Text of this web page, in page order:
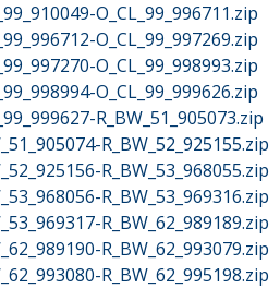
O_CL_99_996711.zip
O_CL_99_997269.zip
O_CL_99_998993.zip
O_CL_99_999626.zip
R_BW_51_905073.zip
R_BW_52_925155.zip
R_BW_53_968055.zip
R_BW_53_969316.zip
R_BW_62_989189.zip
R_BW_62_993079.zip
R_BW_62_995198.zip